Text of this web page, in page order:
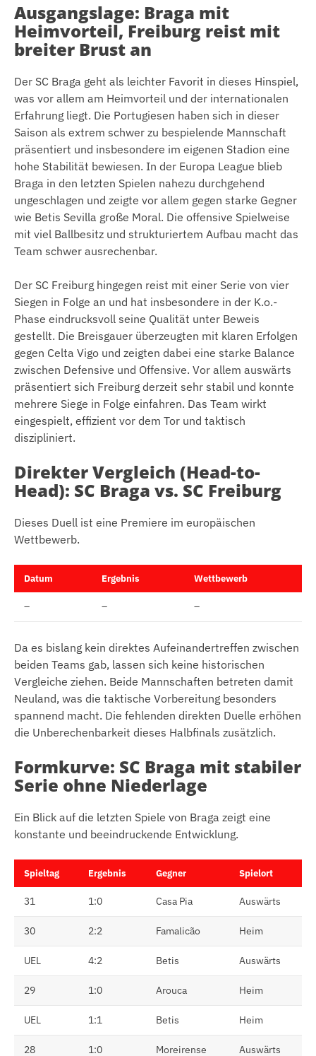
Ausgangslage: Braga mit
Heimvorteil, Freiburg reist mit
breiter Brust an
Der SC Braga geht als leichter Favorit in dieses Hinspiel,
was vor allem am Heimvorteil und der internationalen
Erfahrung liegt. Die Portugiesen haben sich in dieser
Saison als extrem schwer zu bespielende Mannschaft
präsentiert und insbesondere im eigenen Stadion eine
hohe Stabilität bewiesen. In der Europa League blieb
Braga in den letzten Spielen nahezu durchgehend
ungeschlagen und zeigte vor allem gegen starke Gegner
wie Betis Sevilla große Moral. Die offensive Spielweise
mit viel Ballbesitz und strukturiertem Aufbau macht das
Team schwer ausrechenbar.
Der SC Freiburg hingegen reist mit einer Serie von vier
Siegen in Folge an und hat insbesondere in der K.o.-
Phase eindrucksvoll seine Qualität unter Beweis
gestellt. Die Breisgauer überzeugten mit klaren Erfolgen
gegen Celta Vigo und zeigten dabei eine starke Balance
zwischen Defensive und Offensive. Vor allem auswärts
präsentiert sich Freiburg derzeit sehr stabil und konnte
mehrere Siege in Folge einfahren. Das Team wirkt
eingespielt, effizient vor dem Tor und taktisch
diszipliniert.
Direkter Vergleich (Head-to-
Head): SC Braga vs. SC Freiburg
Dieses Duell ist eine Premiere im europäischen
Wettbewerb.
Datum Ergebnis Wettbewerb
– – –
Da es bislang kein direktes Aufeinandertreffen zwischen
beiden Teams gab, lassen sich keine historischen
Vergleiche ziehen. Beide Mannschaften betreten damit
Neuland, was die taktische Vorbereitung besonders
spannend macht. Die fehlenden direkten Duelle erhöhen
die Unberechenbarkeit dieses Halbfinals zusätzlich.
Formkurve: SC Braga mit stabiler
Serie ohne Niederlage
Ein Blick auf die letzten Spiele von Braga zeigt eine
konstante und beeindruckende Entwicklung.
Spieltag Ergebnis Gegner Spielort
31 1:0 Casa Pia Auswärts
30 2:2 Famalicão Heim
UEL 4:2 Betis Auswärts
29 1:0 Arouca Heim
UEL 1:1 Betis Heim
28 1:0 Moreirense Auswärts